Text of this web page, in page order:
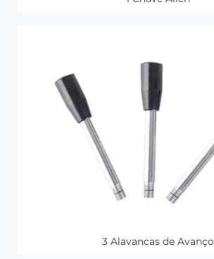
3 Alavancas de Avanço